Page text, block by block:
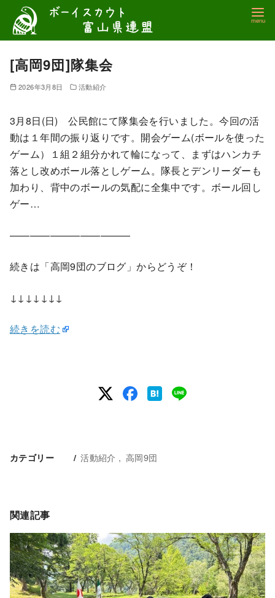
テ
[高岡9団]隊集会
2026年3月8日 活動紹介
3月8日(日) 公民館にて隊集会を行いました。今回の活
動は１年間の振り返りです。開会ゲーム(ボールを使った
ゲーム）１組２組分かれて輪になって、まずはハンカチ
落とし改めボール落としゲーム。隊長とデンリーダーも
加わり、背中のボールの気配に全集中です。ボール回し
ゲー…
————————————
続きは「高岡9団のブログ」からどうぞ！
↓↓↓↓↓↓↓
続きを読む
カテゴリー 活動紹介 高岡9団
関連記事